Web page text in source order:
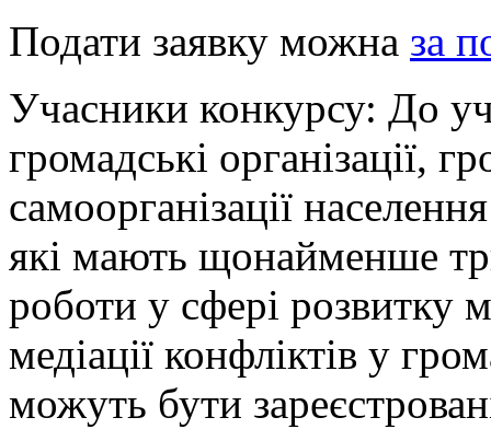
Подати заявку можна за
Учасники конкурсу: До
громадські організації,
самоорганізації
які мають щонайменше
роботи у сфері розвитку
медіації конфліктів у
можуть бути